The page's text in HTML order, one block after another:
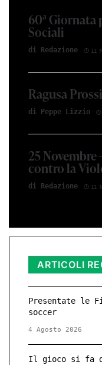
60ª Giornata
Sociali
di Red­azio­ne 11
Ragusa
di Peppe Li­z­zio
25
contro la
di Red­azio­ne 11
ARTICOLI
Presentate le
soccer
4 Agosto 2026
Il gioco si fa